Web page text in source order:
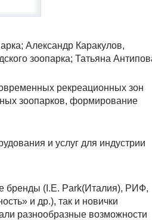
Александр Каракулов,
зоопарка; Татьяна
рекреационных зон
зоопарков, формирование
и услуг для индустрии
бренды (I.E. Park(Италия), РИФ,
и др.), так и новички
разнообразные возможности